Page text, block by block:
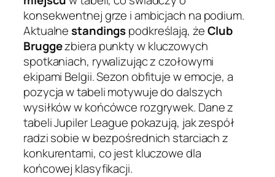
konsekwentnej grze i ambicjach na podium.
Aktualnestandingspodkreślają, żeClub
Bruggezbiera punkty w kluczowych
spotkaniach, rywalizując z czołowymi
ekipami Belgii. Sezon obfituje w emocje, a
pozycja w tabeli motywuje do dalszych
wysiłków w końcówce rozgrywek. Dane z
tabeli Jupiler League pokazują, jak zespół
radzi sobie w bezpośrednich starciach z
konkurentami, co jest kluczowe dla
końcowej klasyfikacji.